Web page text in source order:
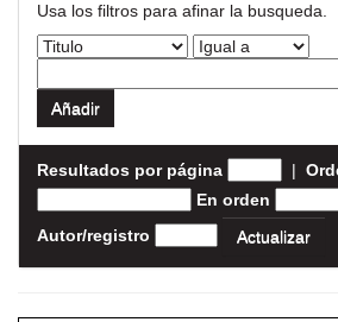
Usa los filtros para afinar la busqueda.
Resultados por página |
En orden
Autor/registro